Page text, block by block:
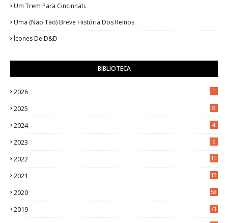
Um Trem Para Cincinnati.
Uma (Não Tão) Breve História Dos Reinos
Ícones De D&D
BIBLIOTECA
2026 1
2025 8
2024 4
2023 6
2022 14
2021 13
2020 58
2019 71